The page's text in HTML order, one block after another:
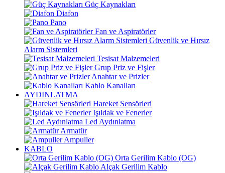
Güç Kaynakları
Diafon
Pano
Fan ve Aspiratörler
Güvenlik ve Hırsız
Alarm Sistemleri
Tesisat Malzemeleri
Grup Priz ve Fişler
Anahtar ve Prizler
Kablo Kanalları
AYDINLATMA
Hareket Sensörleri
Işıldak ve Fenerler
Led Aydınlatma
Armatür
Ampuller
KABLO
Orta Gerilim Kablo (OG)
Alçak Gerilim Kablo